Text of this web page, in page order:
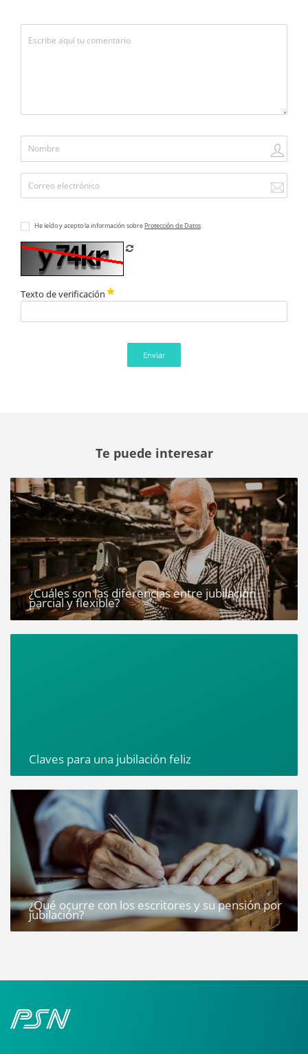
He leído y acepto la información sobre Protección de Datos
Texto de verificación
Enviar
Te puede interesar
¿Cuáles son las diferencias entre jubilación
parcial y flexible?
Claves para una jubilación feliz
¿Qué ocurre con los escritores y su pensión por
jubilación?